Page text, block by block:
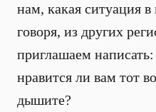
нам, какая ситуация
говоря, из других
приглашаем
нравится ли вам тот
дышите?